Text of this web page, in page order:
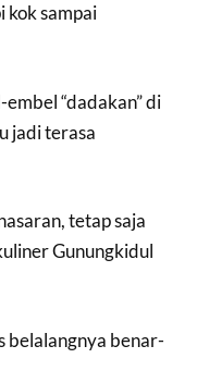
kok sampai
“dadakan” di
jadi terasa
tetap saja
Gunungkidul
belalangnya benar-